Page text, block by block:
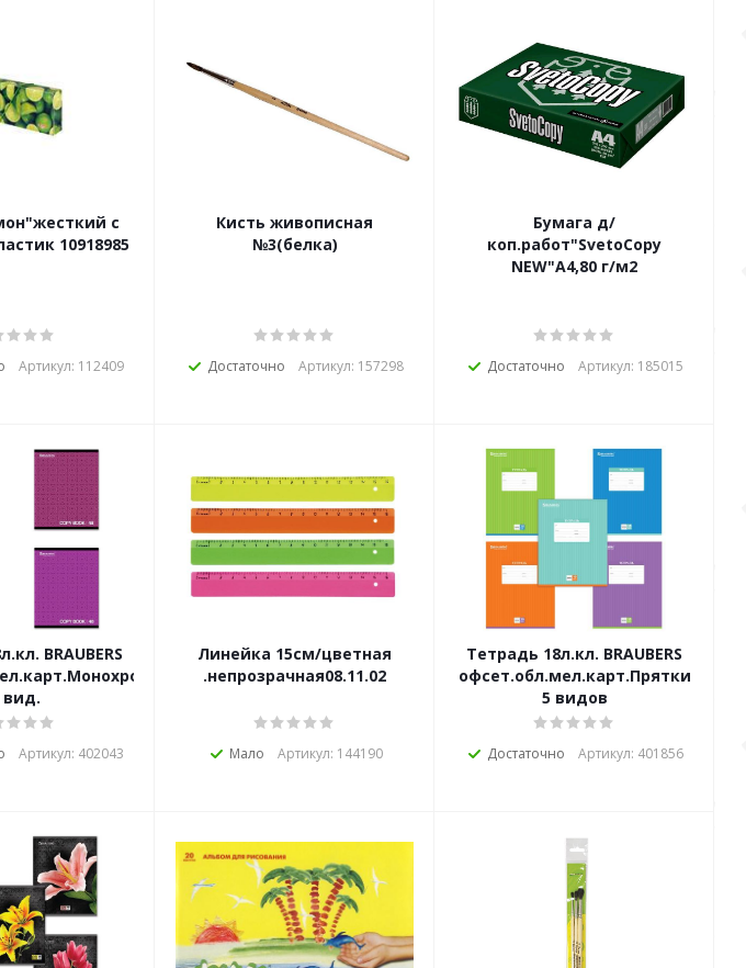
с
10918985
Артикул: 112409
Кисть живописная
№3(белка)
Достаточно Артикул: 157298
Бумага д/
коп.работ"SvetoCopy
NEW"А4,80 г/м2
Достаточно Артикул: 185015
BRAUBERS
вид.
Артикул: 402043
Линейка 15см/цветная
.непрозрачная08.11.02
Мало Артикул: 144190
Тетрадь 18л.кл. BRAUBERS
офсет.обл.мел.карт.Прятки
5 видов
Достаточно Артикул: 401856